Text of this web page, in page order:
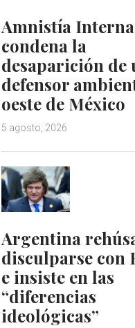
Amnistía
condena la
desaparición de
defensor
oeste de México
5 agosto, 2026
Argentina
disculparse con
e insiste en las
“diferencias
ideológicas”